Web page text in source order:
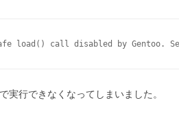
load() call disabled by Gentoo.
実行できなくなってしまいました。